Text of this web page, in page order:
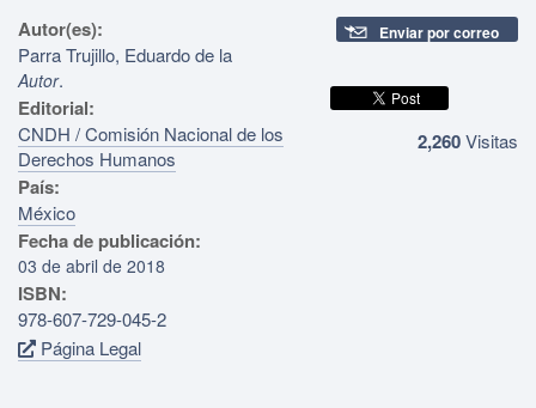
Autor(es):
Parra Trujillo, Eduardo de la
Autor.
Editorial:
CNDH / Comisión Nacional de los
Derechos Humanos
País:
México
Fecha de publicación:
03 de abril de 2018
ISBN:
978-607-729-045-2
Página Legal
Enviar por correo
2,260Visitas